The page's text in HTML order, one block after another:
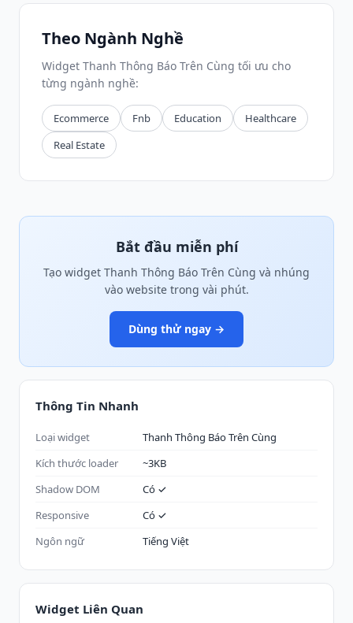
Theo Ngành Nghề
Widget Thanh Thông Báo Trên Cùng tối ưu cho
từng ngành nghề:
Ecommerce Fnb Education
Healthcare
Real Estate
Bắt đầu miễn phí
Tạo widget Thanh Thông Báo Trên Cùng và nhúng
vào website trong vài phút.
Dùng thử ngay →
Thông Tin Nhanh
Loại widget
Thanh Thông Báo Trên Cùng
Kích thước loader
~3KB
Shadow DOM
Có ✓
Responsive
Có ✓
Ngôn ngữ
Tiếng Việt
Widget Liên Quan